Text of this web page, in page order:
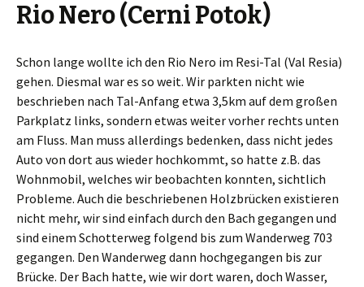
Rio Nero (Cerni Potok)
Schon lange wollte ich den Rio Nero im Resi-Tal (Val Resia)
gehen. Diesmal war es so weit. Wir parkten nicht wie
beschrieben nach Tal-Anfang etwa 3,5km auf dem großen
Parkplatz links, sondern etwas weiter vorher rechts unten
am Fluss. Man muss allerdings bedenken, dass nicht jedes
Auto von dort aus wieder hochkommt, so hatte z.B. das
Wohnmobil, welches wir beobachten konnten, sichtlich
Probleme. Auch die beschriebenen Holzbrücken existieren
nicht mehr, wir sind einfach durch den Bach gegangen und
sind einem Schotterweg folgend bis zum Wanderweg 703
gegangen. Den Wanderweg dann hochgegangen bis zur
Brücke. Der Bach hatte, wie wir dort waren, doch Wasser,